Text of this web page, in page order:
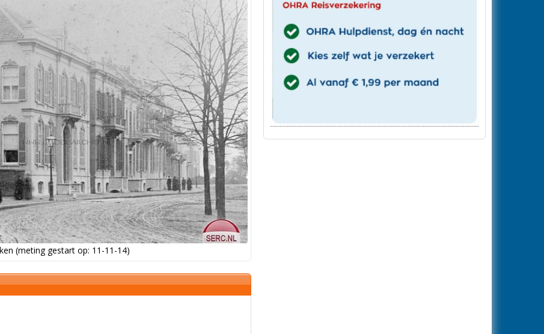
(meting gestart op: 11-11-14)